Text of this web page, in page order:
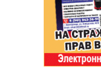
Спорт Фитнес
Недвижимость
Красота Косметология